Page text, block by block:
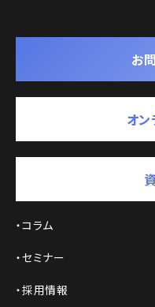
お
オ
コラム
セミナー
採用情報